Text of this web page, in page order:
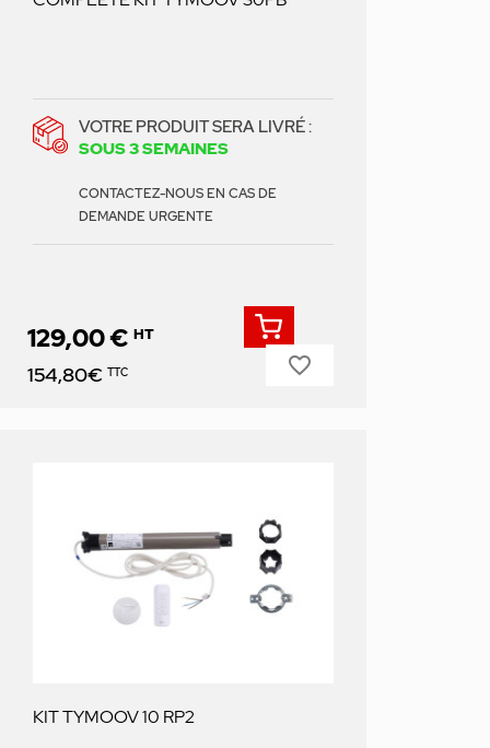
VOTRE PRODUIT SERA LIVRÉ :
SOUS 3 SEMAINES
CONTACTEZ-NOUS EN CAS DE
DEMANDE URGENTE
Prix
129,00 € HT
154,80€ TTC favorite_border
KIT TYMOOV 10 RP2